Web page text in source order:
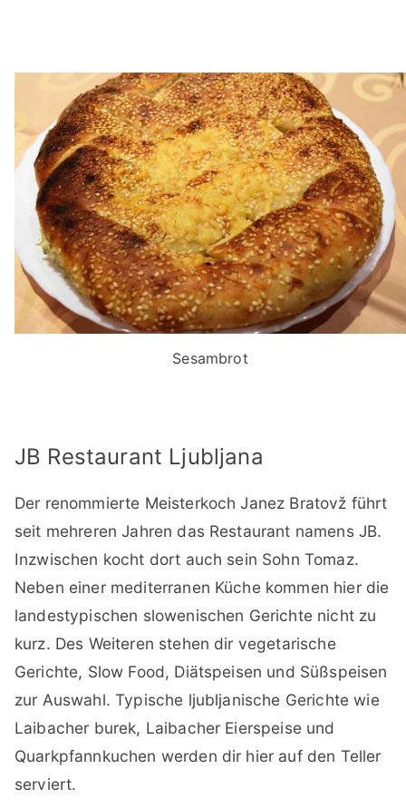
Sesambrot
JB Restaurant Ljubljana
Der renommierte Meisterkoch Janez Bratovž führt
seit mehreren Jahren das Restaurant namens JB.
Inzwischen kocht dort auch sein Sohn Tomaz.
Neben einer mediterranen Küche kommen hier die
landestypischen slowenischen Gerichte nicht zu
kurz. Des Weiteren stehen dir vegetarische
Gerichte, Slow Food, Diätspeisen und Süßspeisen
zur Auswahl. Typische ljubljanische Gerichte wie
Laibacher burek, Laibacher Eierspeise und
Quarkpfannkuchen werden dir hier auf den Teller
serviert.